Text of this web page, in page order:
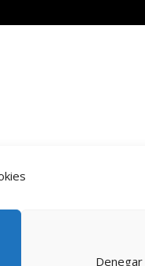
Denegar